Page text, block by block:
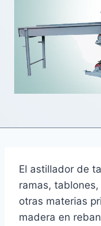
El astillador de
ramas,
otras materias
madera en